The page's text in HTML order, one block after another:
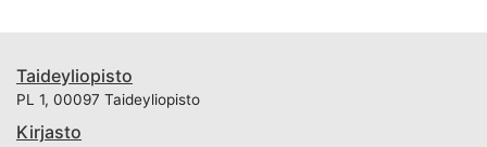
Taideyliopisto
PL 1, 00097 Taideyliopisto
Kirjasto